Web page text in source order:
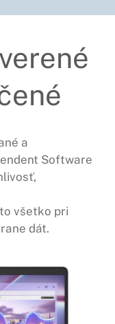
a
Software
všetko pri
dát.